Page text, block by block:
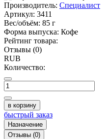
Производитель: Специалист
Артикул: 3411
Вес/объём: 85 г
Форма выпуска: Кофе
Рейтинг товара:
Отзывы (0)
RUB
Количество:
в корзину
быстрый заказ
Назначение
Отзывы (0)